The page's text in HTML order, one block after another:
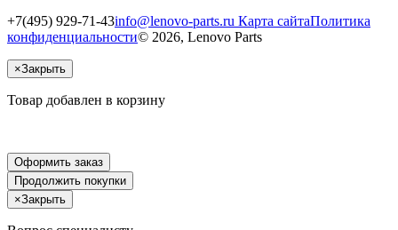
+7(495) 929-71-43info@lenovo-parts.ru Карта сайтаПолитика
конфиденциальности© 2026, Lenovo Parts
×Закрыть
Товар добавлен в корзину
Оформить заказ
Продолжить покупки
×Закрыть